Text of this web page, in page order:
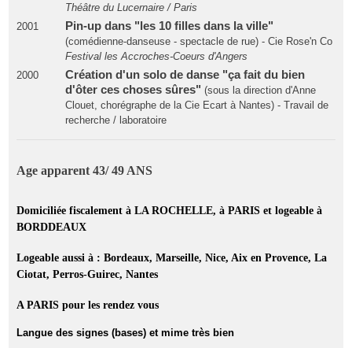
Théâtre du Lucernaire / Paris
2001
Pin-up dans "les 10 filles dans la ville"
(comédienne-danseuse - spectacle de rue) - Cie Rose'n Co
Festival les Accroches-Coeurs d'Angers
2000
Création d'un solo de danse "ça fait du bien
d'ôter ces choses sûres" (sous la direction d'Anne
Clouet, chorégraphe de la Cie Ecart à Nantes) - Travail de
recherche / laboratoire
Age apparent 43/ 49 ANS
Domiciliée fiscalement à LA ROCHELLE, à PARIS et logeable à
BORDDEAUX
Logeable aussi à : Bordeaux, Marseille, Nice, Aix en Provence, La
Ciotat, Perros-Guirec, Nantes
A PARIS pour les rendez vous
Langue des signes (bases) et mime très bien